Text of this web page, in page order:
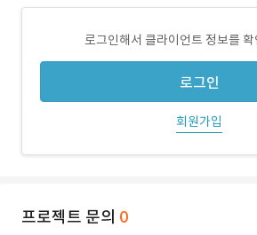
로그인해서 클라이언트 정보를
로그인
회원가입
프로젝트 문의 0